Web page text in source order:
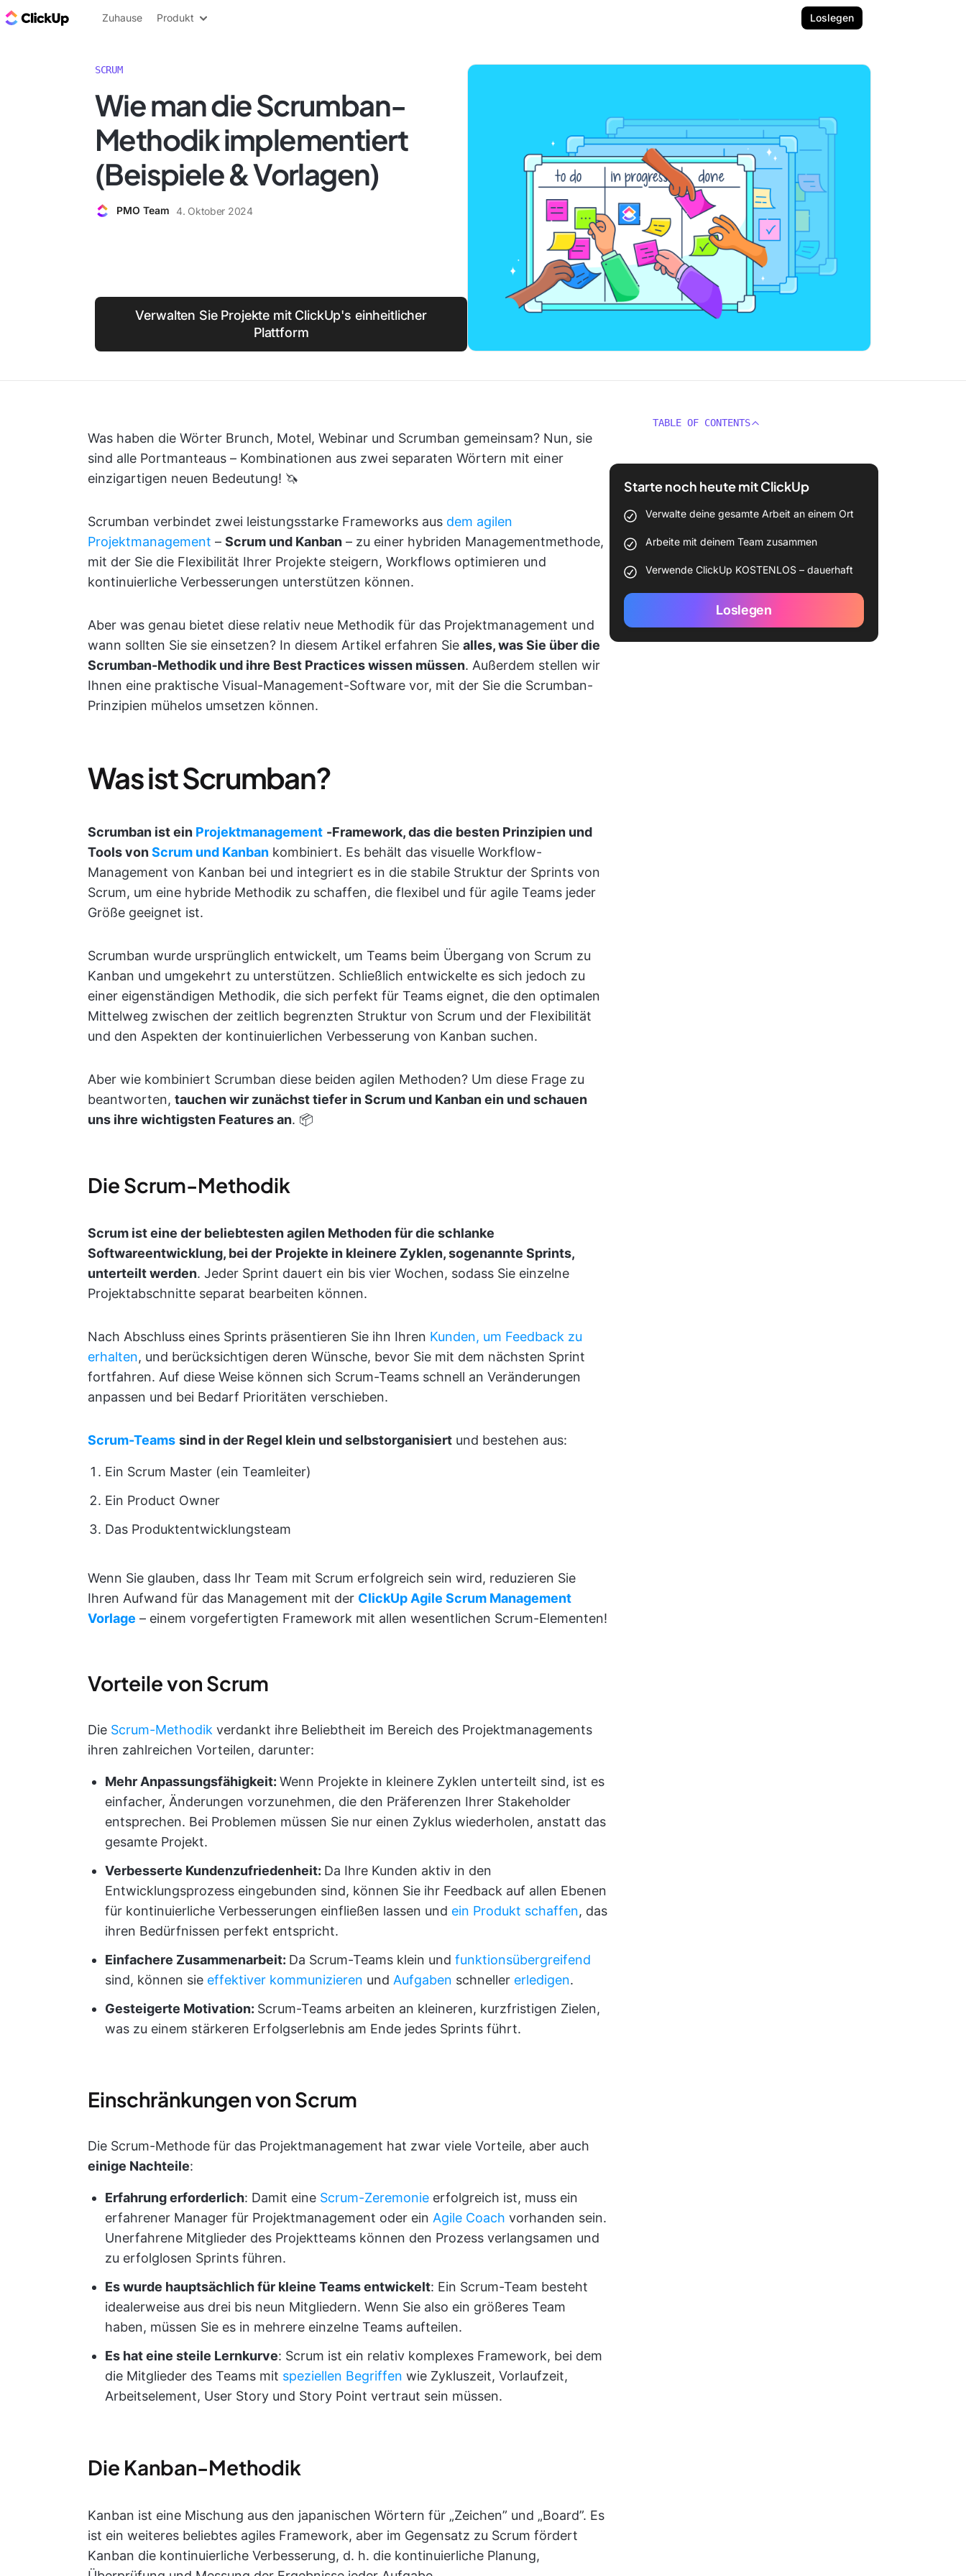
ClickUp Blog
Zuhause Produkt Loslegen
SCRUM
Wie man die Scrumban-
Methodik implementiert
(Beispiele & Vorlagen)
PMO Team 4. Oktober 2024
Verwalten Sie Projekte mit ClickUp's einheitlicher
Plattform
Was haben die Wörter Brunch, Motel, Webinar und Scrumban gemeinsam? Nun, sie
sind alle Portmanteaus – Kombinationen aus zwei separaten Wörtern mit einer
einzigartigen neuen Bedeutung! 🦄
Scrumban verbindet zwei leistungsstarke Frameworks aus dem agilen
Projektmanagement – Scrum und Kanban – zu einer hybriden Managementmethode,
mit der Sie die Flexibilität Ihrer Projekte steigern, Workflows optimieren und
kontinuierliche Verbesserungen unterstützen können.
Aber was genau bietet diese relativ neue Methodik für das Projektmanagement und
wann sollten Sie sie einsetzen? In diesem Artikel erfahren Sie alles, was Sie über die
Scrumban-Methodik und ihre Best Practices wissen müssen. Außerdem stellen wir
Ihnen eine praktische Visual-Management-Software vor, mit der Sie die Scrumban-
Prinzipien mühelos umsetzen können.
Was ist Scrumban?
Scrumban ist ein Projektmanagement -Framework, das die besten Prinzipien und
Tools vonScrum und Kanban kombiniert. Es behält das visuelle Workflow-
Management von Kanban bei und integriert es in die stabile Struktur der Sprints von
Scrum, um eine hybride Methodik zu schaffen, die flexibel und für agile Teams jeder
Größe geeignet ist.
Scrumban wurde ursprünglich entwickelt, um Teams beim Übergang von Scrum zu
Kanban und umgekehrt zu unterstützen. Schließlich entwickelte es sich jedoch zu
einer eigenständigen Methodik, die sich perfekt für Teams eignet, die den optimalen
Mittelweg zwischen der zeitlich begrenzten Struktur von Scrum und der Flexibilität
und den Aspekten der kontinuierlichen Verbesserung von Kanban suchen.
Aber wie kombiniert Scrumban diese beiden agilen Methoden? Um diese Frage zu
beantworten, tauchen wir zunächst tiefer in Scrum und Kanban ein und schauen
uns ihre wichtigsten Features an. 📦
Die Scrum-Methodik
Scrum ist eine der beliebtesten agilen Methoden für die schlanke
Softwareentwicklung, bei der Projekte in kleinere Zyklen, sogenannte Sprints,
unterteilt werden. Jeder Sprint dauert ein bis vier Wochen, sodass Sie einzelne
Projektabschnitte separat bearbeiten können.
Nach Abschluss eines Sprints präsentieren Sie ihn Ihren Kunden, um Feedback zu
erhalten, und berücksichtigen deren Wünsche, bevor Sie mit dem nächsten Sprint
fortfahren. Auf diese Weise können sich Scrum-Teams schnell an Veränderungen
anpassen und bei Bedarf Prioritäten verschieben.
Scrum-Teams sind in der Regel klein und selbstorganisiert und bestehen aus:
Ein Scrum Master (ein Teamleiter)
Ein Product Owner
Das Produktentwicklungsteam
Wenn Sie glauben, dass Ihr Team mit Scrum erfolgreich sein wird, reduzieren Sie
Ihren Aufwand für das Management mit der ClickUp Agile Scrum Management
Vorlage – einem vorgefertigten Framework mit allen wesentlichen Scrum-Elementen!
Vorteile von Scrum
Die Scrum-Methodik verdankt ihre Beliebtheit im Bereich des Projektmanagements
ihren zahlreichen Vorteilen, darunter:
Mehr Anpassungsfähigkeit: Wenn Projekte in kleinere Zyklen unterteilt sind, ist es
einfacher, Änderungen vorzunehmen, die den Präferenzen Ihrer Stakeholder
entsprechen. Bei Problemen müssen Sie nur einen Zyklus wiederholen, anstatt das
gesamte Projekt.
Verbesserte Kundenzufriedenheit: Da Ihre Kunden aktiv in den
Entwicklungsprozess eingebunden sind, können Sie ihr Feedback auf allen Ebenen
für kontinuierliche Verbesserungen einfließen lassen und ein Produkt schaffen, das
ihren Bedürfnissen perfekt entspricht.
Einfachere Zusammenarbeit: Da Scrum-Teams klein und funktionsübergreifend
sind, können sie effektiver kommunizieren und Aufgaben schneller erledigen.
Gesteigerte Motivation: Scrum-Teams arbeiten an kleineren, kurzfristigen Zielen,
was zu einem stärkeren Erfolgserlebnis am Ende jedes Sprints führt.
Einschränkungen von Scrum
Die Scrum-Methode für das Projektmanagement hat zwar viele Vorteile, aber auch
einige Nachteile:
Erfahrung erforderlich: Damit eine Scrum-Zeremonie erfolgreich ist, muss ein
erfahrener Manager für Projektmanagement oder ein Agile Coach vorhanden sein.
Unerfahrene Mitglieder des Projektteams können den Prozess verlangsamen und
zu erfolglosen Sprints führen.
Es wurde hauptsächlich für kleine Teams entwickelt: Ein Scrum-Team besteht
idealerweise aus drei bis neun Mitgliedern. Wenn Sie also ein größeres Team
haben, müssen Sie es in mehrere einzelne Teams aufteilen.
Es hat eine steile Lernkurve: Scrum ist ein relativ komplexes Framework, bei dem
die Mitglieder des Teams mit speziellen Begriffen wie Zykluszeit, Vorlaufzeit,
Arbeitselement, User Story und Story Point vertraut sein müssen.
Die Kanban-Methodik
Kanban ist eine Mischung aus den japanischen Wörtern für „Zeichen” und „Board”. Es
ist ein weiteres beliebtes agiles Framework, aber im Gegensatz zu Scrum fördert
Kanban die kontinuierliche Verbesserung, d. h. die kontinuierliche Planung,
TABLE OF CONTENTS
Starte noch heute mit ClickUp
Verwalte deine gesamte Arbeit an einem Ort
Arbeite mit deinem Team zusammen
Verwende ClickUp KOSTENLOS – dauerhaft
Loslegen